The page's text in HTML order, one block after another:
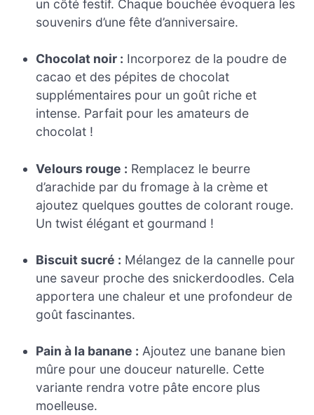
un côté festif. Chaque bouchée évoquera les
souvenirs d’une fête d’anniversaire.
Chocolat noir : Incorporez de la poudre de
cacao et des pépites de chocolat
supplémentaires pour un goût riche et
intense. Parfait pour les amateurs de
chocolat !
Velours rouge : Remplacez le beurre
d’arachide par du fromage à la crème et
ajoutez quelques gouttes de colorant rouge.
Un twist élégant et gourmand !
Biscuit sucré : Mélangez de la cannelle pour
une saveur proche des snickerdoodles. Cela
apportera une chaleur et une profondeur de
goût fascinantes.
Pain à la banane : Ajoutez une banane bien
mûre pour une douceur naturelle. Cette
variante rendra votre pâte encore plus
moelleuse.